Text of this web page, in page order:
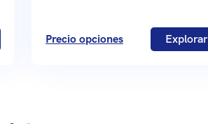
Precio opciones Explorar